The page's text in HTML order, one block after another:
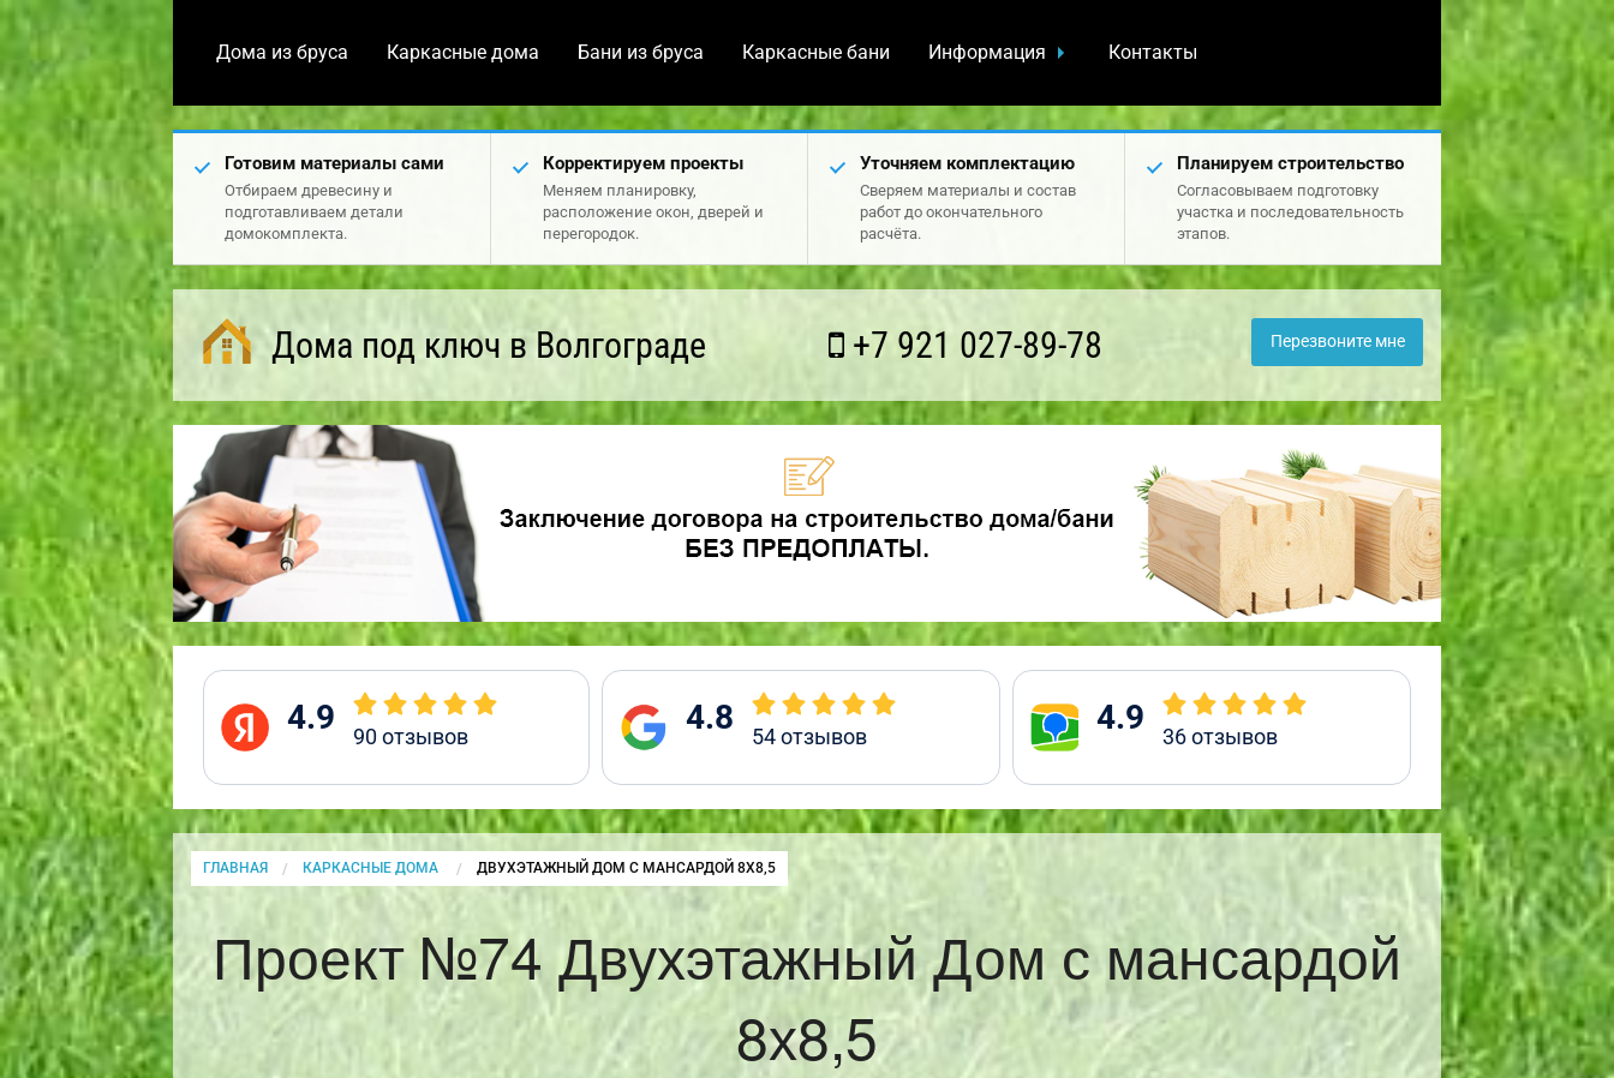
Дома из бруса Каркасные дома Бани из бруса Каркасные бани Информация Контакты
Готовим материалы сами
Отбираем древесину и
подготавливаем детали
домокомплекта.
Корректируем проекты
Меняем планировку,
расположение окон, дверей и
перегородок.
Уточняем комплектацию
Сверяем материалы и состав
работ до окончательного
расчёта.
Планируем строительство
Согласовываем подготовку
участка и последовательность
этапов.
Дома под ключ в Волгограде +7 921 027-89-78 Перезвоните мне
4.9 90отзывов 4.8 54отзывов 4.9 36отзывов
ГЛАВНАЯ КАРКАСНЫЕ ДОМА CURRENT:
ДВУХЭТАЖНЫЙ ДОМ С МАНСАРДОЙ 8Х8,5
Проект №74 Двухэтажный Дом с мансардой
8х8,5